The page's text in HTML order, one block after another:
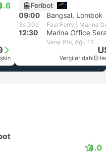
Feribot
09:00
Bangsal, Lombok
3s 30d Fast Ferry | Marina
12:30 Marina Office
Varış: Pts, Ağu 10
Vergiler dahil
4.0